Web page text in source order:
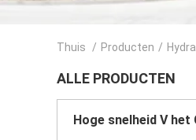
Thuis / Producten /
ALLE PRODUCTEN